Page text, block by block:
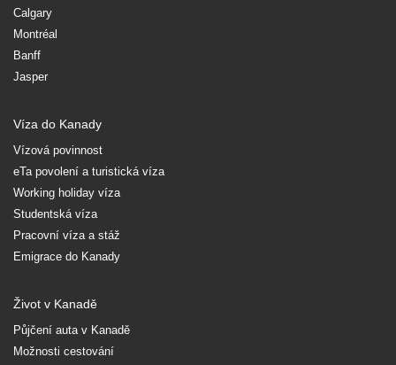
Calgary
Montréal
Banff
Jasper
Víza do Kanady
Vízová povinnost
eTa povolení a turistická víza
Working holiday víza
Studentská víza
Pracovní víza a stáž
Emigrace do Kanady
Život v Kanadě
Půjčení auta v Kanadě
Možnosti cestování